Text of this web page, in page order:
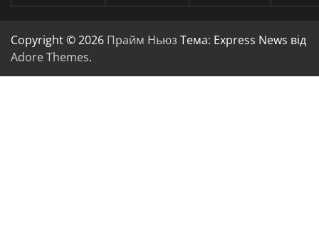
Copyright © 2026 Прайм Ньюз Тема: Express News від
Adore Themes.